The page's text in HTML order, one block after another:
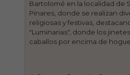
Bartolomé en la localidad de
Pinares, donde se realizan
religiosas y festivas,
"Luminarias", donde los
caballos por encima de